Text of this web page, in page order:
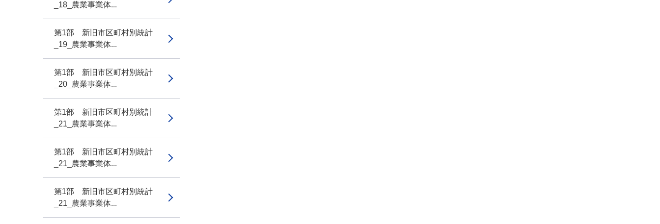
_18_農業事業体...
第1部 新旧市区町村別統計
_19_農業事業体...
第1部 新旧市区町村別統計
_20_農業事業体...
第1部 新旧市区町村別統計
_21_農業事業体...
第1部 新旧市区町村別統計
_21_農業事業体...
第1部 新旧市区町村別統計
_21_農業事業体...